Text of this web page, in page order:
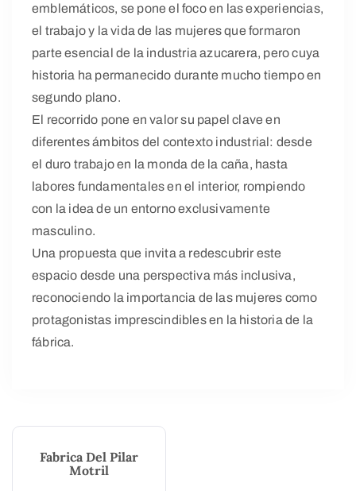
emblemáticos, se pone el foco en las experiencias,
el trabajo y la vida de las mujeres que formaron
parte esencial de la industria azucarera, pero cuya
historia ha permanecido durante mucho tiempo en
segundo plano.
El recorrido pone en valor su papel clave en
diferentes ámbitos del contexto industrial: desde
el duro trabajo en la monda de la caña, hasta
labores fundamentales en el interior, rompiendo
con la idea de un entorno exclusivamente
masculino.
Una propuesta que invita a redescubrir este
espacio desde una perspectiva más inclusiva,
reconociendo la importancia de las mujeres como
protagonistas imprescindibles en la historia de la
fábrica.
Fabrica Del Pilar
Motril